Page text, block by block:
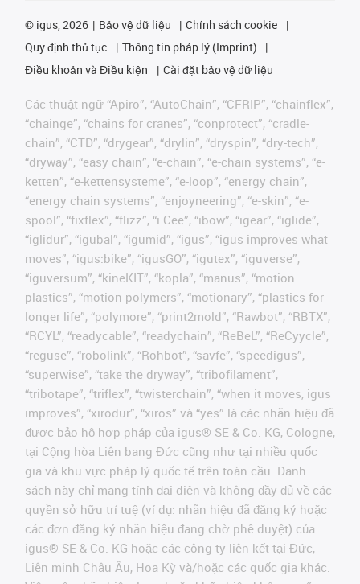
© igus, 2026 Bảo vệ dữ liệu
Chính sách cookie
Quy định thủ tục
Thông tin pháp lý (Imprint)
Điều khoản và Điều kiện
Cài đặt bảo vệ dữ liệu
Các thuật ngữ “Apiro”, “AutoChain”, “CFRIP”, “chainflex”,
“chainge”, “chains for cranes”, “conprotect”, “cradle-
chain”, “CTD”, “drygear”, “drylin”, “dryspin”, “dry-tech”,
“dryway”, “easy chain”, “e-chain”, “e-chain systems”, “e-
ketten”, “e-kettensysteme”, “e-loop”, “energy chain”,
“energy chain systems”, “enjoyneering”, “e-skin”, “e-
spool”, “fixflex”, “flizz”, “i.Cee”, “ibow”, “igear”, “iglide”,
“iglidur”, “igubal”, “igumid”, “igus”, “igus improves what
moves”, “igus:bike”, “igusGO”, “igutex”, “iguverse”,
“iguversum”, “kineKIT”, “kopla”, “manus”, “motion
plastics”, “motion polymers”, “motionary”, “plastics for
longer life”, “polymore”, “print2mold”, “Rawbot”, “RBTX”,
“RCYL”, “readycable”, “readychain”, “ReBeL”, “ReCyycle”,
“reguse”, “robolink”, “Rohbot”, “savfe”, “speedigus”,
“superwise”, “take the dryway”, “tribofilament”,
“tribotape”, “triflex”, “twisterchain”, “when it moves, igus
improves”, “xirodur”, “xiros” và “yes” là các nhãn hiệu đã
được bảo hộ hợp pháp của igus® SE & Co. KG, Cologne,
tại Cộng hòa Liên bang Đức cũng như tại nhiều quốc
gia và khu vực pháp lý quốc tế trên toàn cầu. Danh
sách này chỉ mang tính đại diện và không đầy đủ về các
quyền sở hữu trí tuệ (ví dụ: nhãn hiệu đã đăng ký hoặc
các đơn đăng ký nhãn hiệu đang chờ phê duyệt) của
igus® SE & Co. KG hoặc các công ty liên kết tại Đức,
Liên minh Châu Âu, Hoa Kỳ và/hoặc các quốc gia khác.